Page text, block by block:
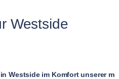
Westside
Westside im Komfort unserer